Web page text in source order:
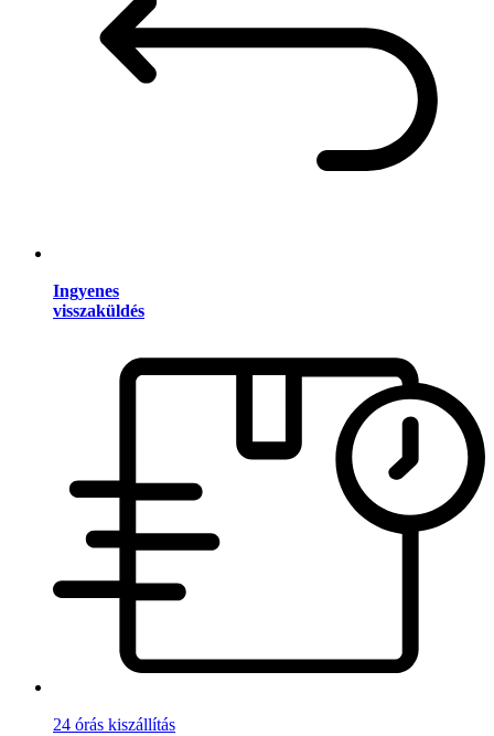
Ingyenes
visszaküldés
24 órás kiszállítás